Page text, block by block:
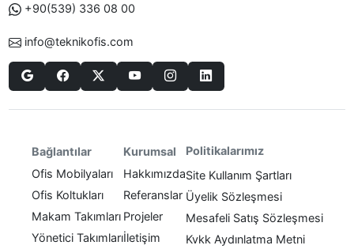
+90(539) 336 08 00
info@teknikofis.com
Bağlantılar
Ofis Mobilyaları
Ofis Koltukları
Makam Takımları
Yönetici Takımları
Kurumsal
Hakkımızda
Referanslar
Projeler
İletişim
Politikalarımız
Site Kullanım Şartları
Üyelik Sözleşmesi
Mesafeli Satış Sözleşmesi
Kvkk Aydınlatma Metni